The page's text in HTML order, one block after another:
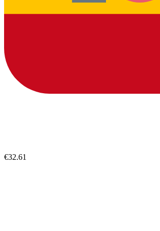
€32.61